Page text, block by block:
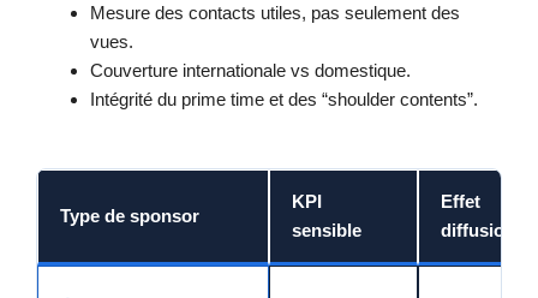
Mesure des contacts utiles, pas seulement des
vues.
Couverture internationale vs domestique.
Intégrité du prime time et des “shoulder contents”.
Type de sponsor
KPI
sensible
Effet
diffusion